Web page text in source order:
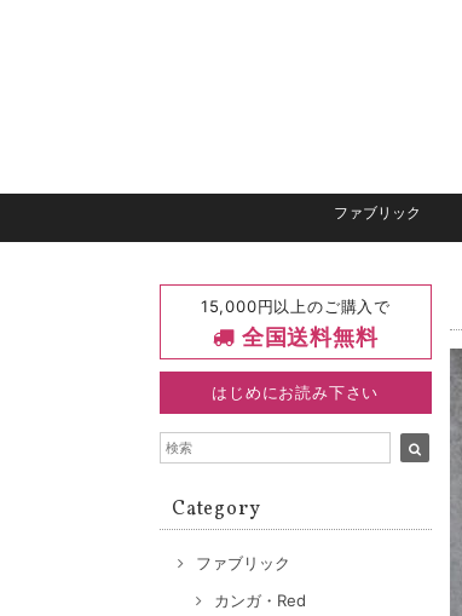
ファブリック
15,000円以上のご購入で
全国送料無料
はじめにお読み下さい
Category
ファブリック
カンガ・Red